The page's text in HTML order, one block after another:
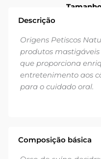
Descrição
Origens Petiscos
produtos mastigáveis
que proporciona
entretenimento aos
para o cuidado oral.
Composição básica